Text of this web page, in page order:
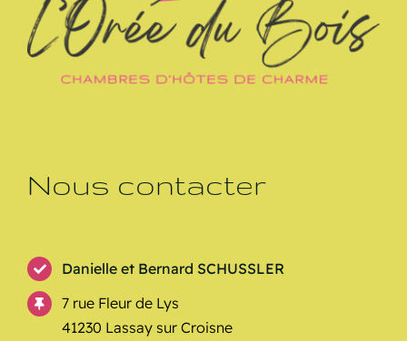
Nous contacter
Danielle et Bernard SCHUSSLER
7 rue Fleur de Lys
41230 Lassay sur Croisne